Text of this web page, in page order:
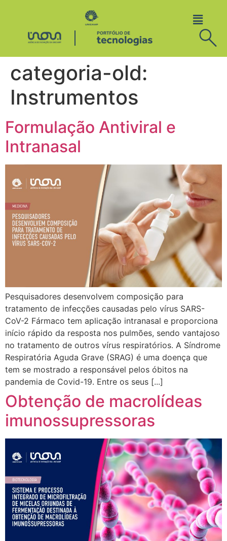
categoria-old:
Instrumentos
Formulação Antiviral e
Intranasal
Pesquisadores desenvolvem composição para
tratamento de infecções causadas pelo vírus SARS-
CoV-2 Fármaco tem aplicação intranasal e proporciona
início rápido da resposta nos pulmões, sendo vantajoso
no tratamento de outros vírus respiratórios. A Síndrome
Respiratória Aguda Grave (SRAG) é uma doença que
tem se mostrado a responsável pelos óbitos na
pandemia de Covid-19. Entre os seus [...]
Obtenção de macrolídeas
imunossupressoras